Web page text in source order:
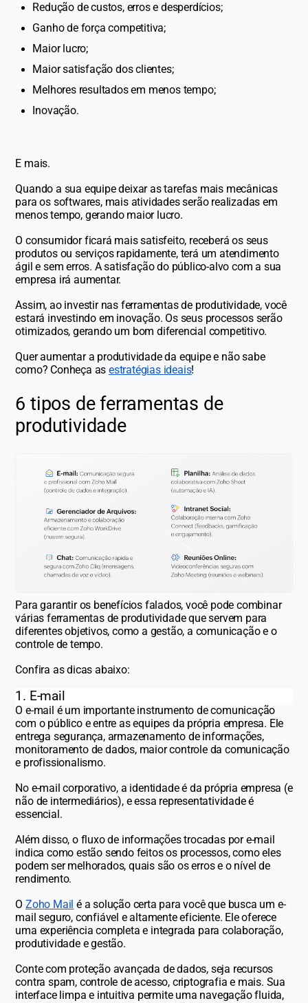
Redução de custos, erros e desperdícios;
Ganho de força competitiva;
Maior lucro;
Maior satisfação dos clientes;
Melhores resultados em menos tempo;
Inovação.
E mais.
Quando a sua equipe deixar as tarefas mais mecânicas
para os softwares, mais atividades serão realizadas em
menos tempo, gerando maior lucro.
O consumidor ficará mais satisfeito, receberá os seus
produtos ou serviços rapidamente, terá um atendimento
ágil e sem erros. A satisfação do público-alvo com a sua
empresa irá aumentar.
Assim, ao investir nas ferramentas de produtividade, você
estará investindo em inovação. Os seus processos serão
otimizados, gerando um bom diferencial competitivo.
Quer aumentar a produtividade da equipe e não sabe
como? Conheça asestratégias ideais!
6 tipos de ferramentas de
produtividade
Para garantir os benefícios falados, você pode combinar
várias ferramentas de produtividade que servem para
diferentes objetivos, como a gestão, a comunicação e o
controle de tempo.
Confira as dicas abaixo:
1. E-mail
O e-mail é um importante instrumento de comunicação
com o público e entre as equipes da própria empresa. Ele
entrega segurança, armazenamento de informações,
monitoramento de dados, maior controle da comunicação
e profissionalismo.
No e-mail corporativo, a identidade é da própria empresa (e
não de intermediários), e essa representatividade é
essencial.
Além disso, o fluxo de informações trocadas por e-mail
indica como estão sendo feitos os processos, como eles
podem ser melhorados, quais são os erros e o nível de
rendimento.
OZoho Mail é a solução certa para você que busca um e-
mail seguro, confiável e altamente eficiente. Ele oferece
uma experiência completa e integrada para colaboração,
produtividade e gestão.
Conte com proteção avançada de dados, seja recursos
contra spam, controle de acesso, criptografia e mais. Sua
interface limpa e intuitiva permite uma navegação fluida,